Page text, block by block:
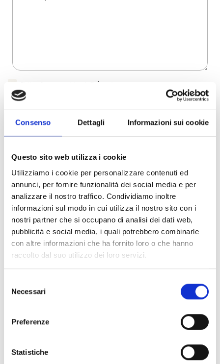
Consenso Dettagli Informazioni sui cookie
Questo sito web utilizza i cookie
Utilizziamo i cookie per personalizzare contenuti ed
annunci, per fornire funzionalità dei social media e per
analizzare il nostro traffico. Condividiamo inoltre
informazioni sul modo in cui utilizza il nostro sito con i
nostri partner che si occupano di analisi dei dati web,
pubblicità e social media, i quali potrebbero combinarle
con altre informazioni che ha fornito loro o che hanno
raccolto dal suo utilizzo dei loro servizi.
delNecessari
Preferenze
Statistiche
Dichiaro di aver preso visione dell' informativa
Desidero iscrivermi alla newsletter e
autorizzo al trattamento dei miei dati personali.
Invia richiesta
Specifiche Tecniche
Marchio
Bulgari
Collezione
Serpenti
Codice
CL857906